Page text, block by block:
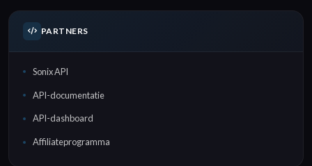
PARTNERS
Sonix API
API-documentatie
API-dashboard
Affiliateprogramma